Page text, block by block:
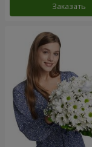
Заказать